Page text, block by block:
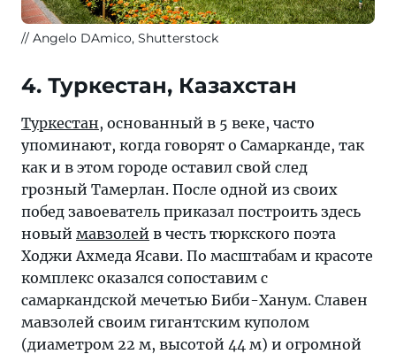
Angelo DAmico, Shutterstock
4. Туркестан, Казахстан
Туркестан, основанный в 5 веке, часто
упоминают, когда говорят о Самарканде, так
как и в этом городе оставил свой след
грозный Тамерлан. После одной из своих
побед завоеватель приказал построить здесь
новый мавзолей в честь тюркского поэта
Ходжи Ахмеда Ясави. По масштабам и красоте
комплекс оказался сопоставим с
самаркандской мечетью Биби-Ханум. Славен
мавзолей своим гигантским куполом
(диаметром 22 м, высотой 44 м) и огромной